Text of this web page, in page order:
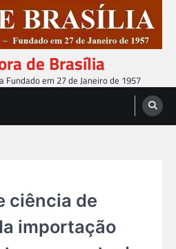
de Brasília
Fundado em 27 de Janeiro de 1957
ciência de
importação